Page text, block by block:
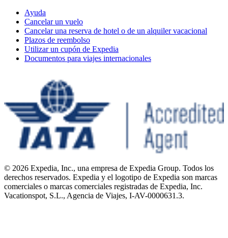
Ayuda
Cancelar un vuelo
Cancelar una reserva de hotel o de un alquiler vacacional
Plazos de reembolso
Utilizar un cupón de Expedia
Documentos para viajes internacionales
© 2026 Expedia, Inc., una empresa de Expedia Group. Todos los
derechos reservados. Expedia y el logotipo de Expedia son marcas
comerciales o marcas comerciales registradas de Expedia, Inc.
Vacationspot, S.L., Agencia de Viajes, I-AV-0000631.3.